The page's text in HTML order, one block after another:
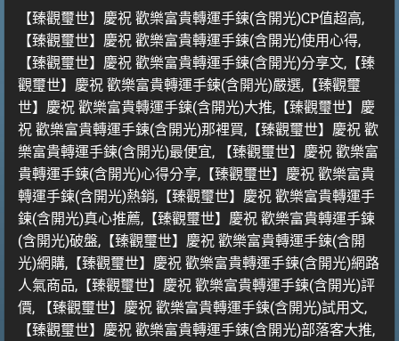
【臻觀璽世】慶祝 歡樂富貴轉運手鍊(含開光)CP值超高,
【臻觀璽世】慶祝 歡樂富貴轉運手鍊(含開光)使用心得,
【臻觀璽世】慶祝 歡樂富貴轉運手鍊(含開光)分享文,【臻
觀璽世】慶祝 歡樂富貴轉運手鍊(含開光)嚴選,【臻觀璽
世】慶祝 歡樂富貴轉運手鍊(含開光)大推,【臻觀璽世】慶
祝 歡樂富貴轉運手鍊(含開光)那裡買,【臻觀璽世】慶祝 歡
樂富貴轉運手鍊(含開光)最便宜, 【臻觀璽世】慶祝 歡樂富
貴轉運手鍊(含開光)心得分享,【臻觀璽世】慶祝 歡樂富貴
轉運手鍊(含開光)熱銷,【臻觀璽世】慶祝 歡樂富貴轉運手
鍊(含開光)真心推薦,【臻觀璽世】慶祝 歡樂富貴轉運手鍊
(含開光)破盤,【臻觀璽世】慶祝 歡樂富貴轉運手鍊(含開
光)網購,【臻觀璽世】慶祝 歡樂富貴轉運手鍊(含開光)網路
人氣商品,【臻觀璽世】慶祝 歡樂富貴轉運手鍊(含開光)評
價, 【臻觀璽世】慶祝 歡樂富貴轉運手鍊(含開光)試用文,
【臻觀璽世】慶祝 歡樂富貴轉運手鍊(含開光)部落客大推,